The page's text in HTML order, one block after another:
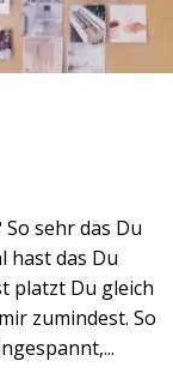
sehr das Du
hast das Du
platzt Du gleich
zumindest. So